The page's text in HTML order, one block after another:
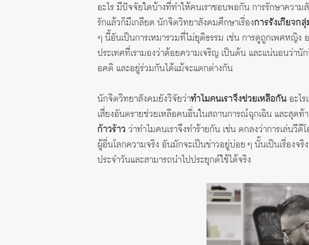
อะไร มีปัจจัยใดบ้างที่ทำให้คนเราชอบพอกัน การรักษาควา
รักแล้วก็มีเกลียด นักจิตวิทยาสังคมศึกษาเรื่องการรังเกียจก
ๆ นี้อันเป็นการเหมารวมที่ไม่ยุติธรรม เช่น การดูถูกเพศหญิ
ประเทศที่เรามองว่าด้อยความเจริญ เป็นต้น และแน่นอนว่า
อคติ และอยู่ร่วมกันได้แม้จะแตกต่างกัน
นักจิตวิทยาสังคมยังวิจัยว่าทำไมคนเราจึงช่วยเหลือกันอะไ
เสี่ยงอันตรายช่วยเหลือคนอื่นในสถานการณ์ฉุกเฉิน และสุดท้
ก้าวร้าว ว่าทำไมคนเราจึงทำร้ายกัน เช่น ตกลงว่าการเล่นวี
ผู้อื่นโลกความจริง อันมักจะเป็นข่าวอยู่บ่อย ๆ นั้นเป็นเรื่องจ
ประจำวันและสามารถนำไปประยุกต์ใช้ได้จริง